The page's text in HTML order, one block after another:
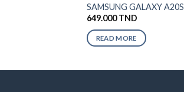
SAMSUNG GALAXY A20S
649.000TND
READ MORE